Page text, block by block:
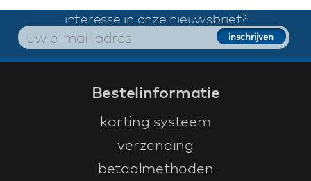
interesse in onze nieuwsbrief?
Bestelinformatie
korting systeem
verzending
betaalmethoden